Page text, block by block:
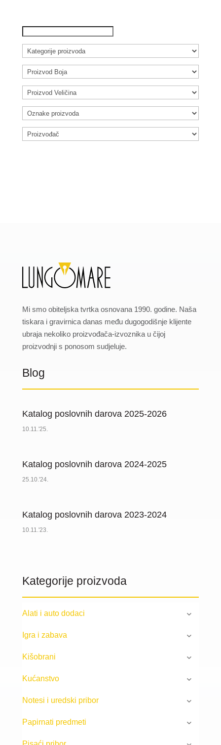
Mi smo obiteljska tvrtka osnovana 1990. godine. Naša
tiskara i gravirnica danas među dugogodišnje klijente
ubraja nekoliko proizvođača-izvoznika u čijoj
proizvodnji s ponosom sudjeluje.
Blog
Katalog poslovnih darova 2025-2026
10.11.'25.
Katalog poslovnih darova 2024-2025
25.10.'24.
Katalog poslovnih darova 2023-2024
10.11.'23.
Kategorije proizvoda
Alati i auto dodaci
Igra i zabava
Kišobrani
Kućanstvo
Notesi i uredski pribor
Papirnati predmeti